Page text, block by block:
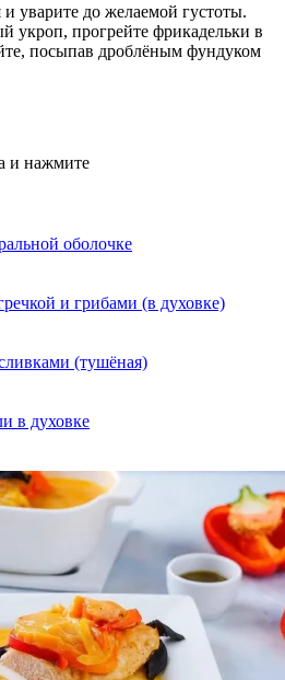
уварите до желаемой густоты.
укроп, прогрейте фрикадельки в
посыпав дроблёным фундуком
и нажмите
оболочке
и грибами (в духовке)
(тушёная)
в духовке